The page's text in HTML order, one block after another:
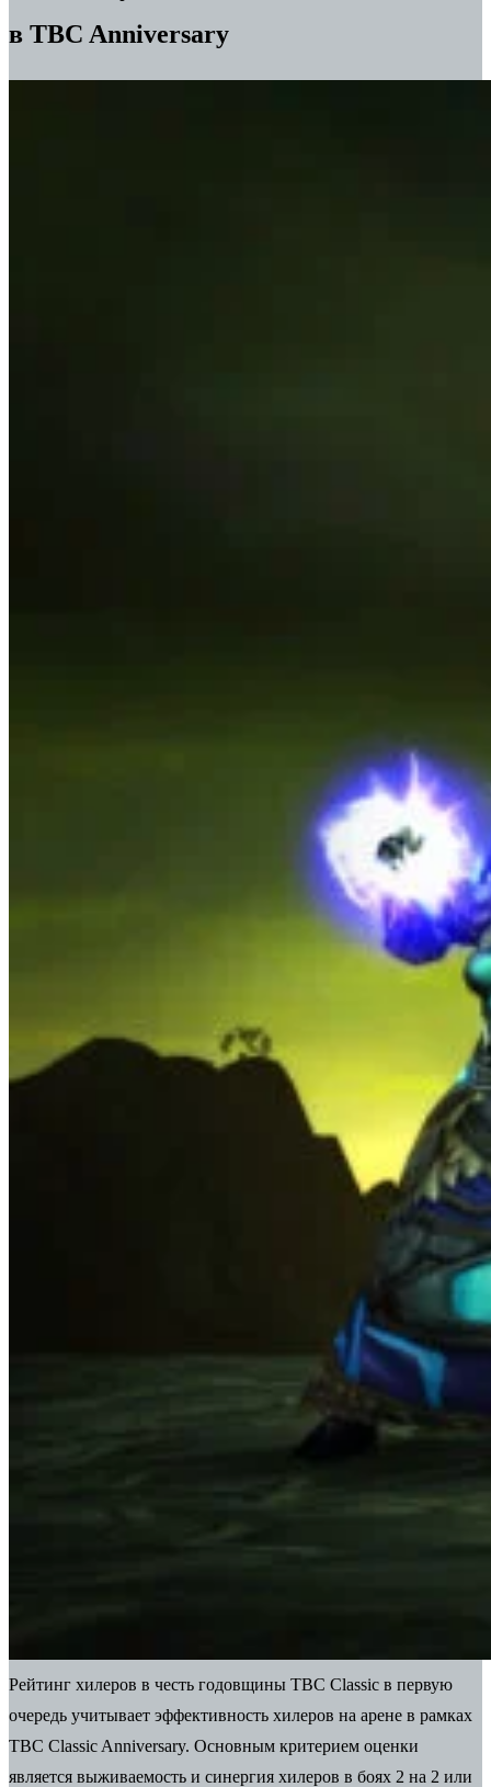
в TBC Anniversary
Рейтинг хилеров в честь годовщины TBC Classic в первую
очередь учитывает эффективность хилеров на арене в рамках
TBC Classic Anniversary. Основным критерием оценки
является выживаемость и синергия хилеров в боях 2 на 2 или